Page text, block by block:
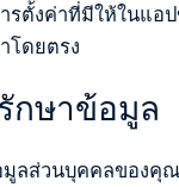
รตั้งค่าที่มีให้ในแอ
โดยตรง
กษาข้อมูล
มูลส่วนบุคคลของคุณ